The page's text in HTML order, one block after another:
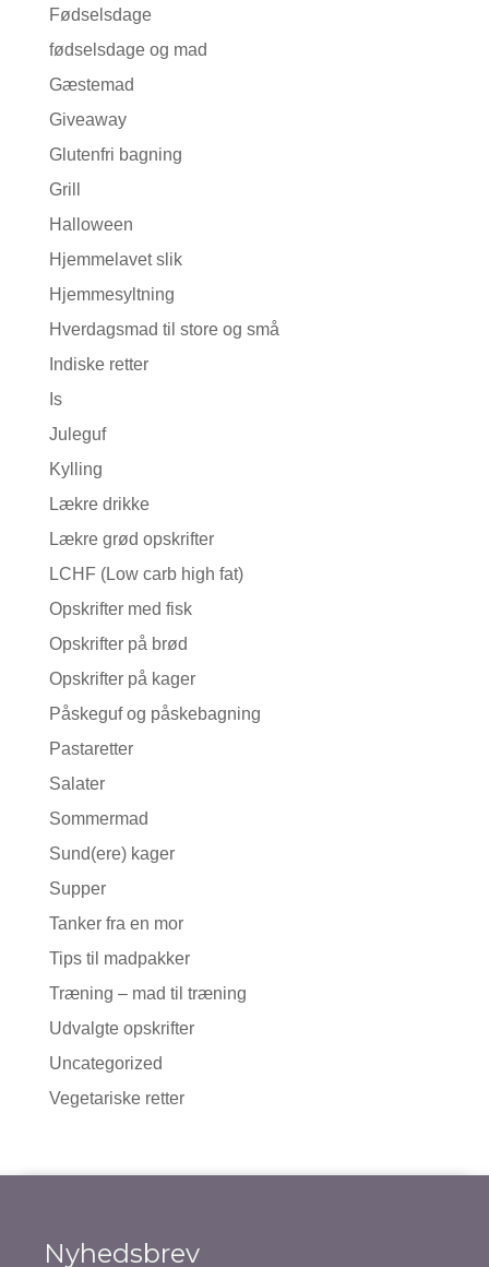
Fødselsdage
fødselsdage og mad
Gæstemad
Giveaway
Glutenfri bagning
Grill
Halloween
Hjemmelavet slik
Hjemmesyltning
Hverdagsmad til store og små
Indiske retter
Is
Juleguf
Kylling
Lækre drikke
Lækre grød opskrifter
LCHF (Low carb high fat)
Opskrifter med fisk
Opskrifter på brød
Opskrifter på kager
Påskeguf og påskebagning
Pastaretter
Salater
Sommermad
Sund(ere) kager
Supper
Tanker fra en mor
Tips til madpakker
Træning – mad til træning
Udvalgte opskrifter
Uncategorized
Vegetariske retter
Nyhedsbrev